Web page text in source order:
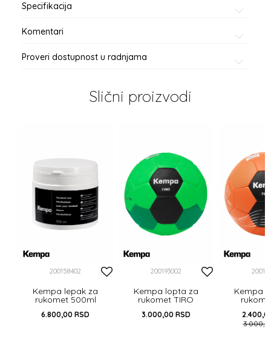
Specifikacija
Komentari
Proveri dostupnost u radnjama
Slični proizvodi
200158402
Kempa lepak za
rukomet 500ml
6.800,00 RSD
200193002
Kempa lopta za
rukomet TIRO
3.000,00 RSD
Kempa